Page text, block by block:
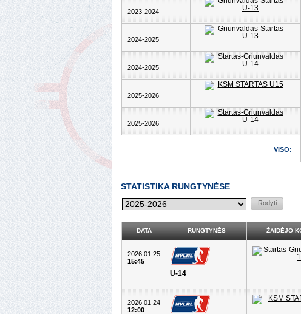
2023-2024
2024-2025
2024-2025
2025-2026
2025-2026
VISO:
STATISTIKA RUNGTYNĖSE
DATA RUNGTYNĖS ŽAIDĖJO
2026 01 25
15:45
U-14
2026 01 24
12:00